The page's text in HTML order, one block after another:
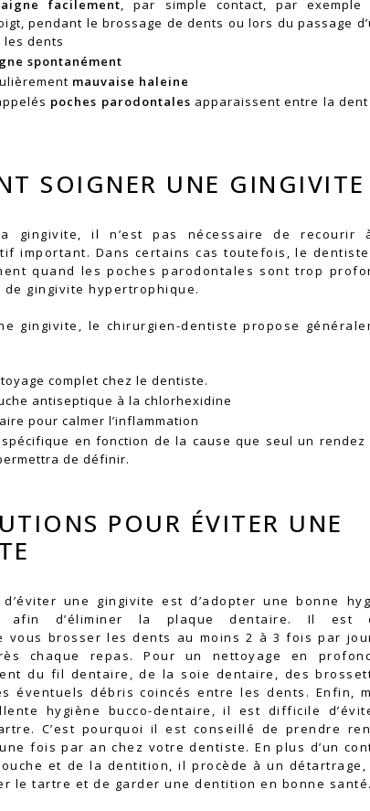
facilement, par simple contact, par
pendant le brossage de dents ou lors du passage
dents
spontanément
mauvaise haleine
poches parodontales apparaissent entre la
SOIGNER UNE GINGIVITE
gingivite, il n’est pas nécessaire de recourir
important. Dans certains cas toutefois, le
quand les poches parodontales sont trop
de gingivite hypertrophique.
gingivite, le chirurgien-dentiste propose
complet chez le dentiste.
antiseptique à la chlorhexidine
pour calmer l’inflammation
en fonction de la cause que seul un rendez
de définir.
POUR ÉVITER UNE
une gingivite est d’adopter une bonne
afin d’éliminer la plaque dentaire. Il est
vous brosser les dents au moins 2 à 3 fois par
chaque repas. Pour un nettoyage en
du fil dentaire, de la soie dentaire, des
éventuels débris coincés entre les dents. Enfin,
hygiène bucco-dentaire, il est difficile
C’est pourquoi il est conseillé de prendre
fois par an chez votre dentiste. En plus d’un
et de la dentition, il procède à un détartrage,
le tartre et de garder une dentition en bonne santé.